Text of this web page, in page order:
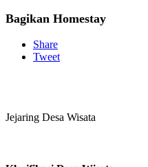
Bagikan Homestay
Share
Tweet
Jejaring Desa Wisata